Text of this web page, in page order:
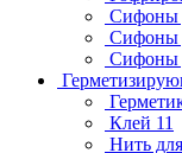
Сифоны
Сифоны
Сифоны
Клей 11
Нить